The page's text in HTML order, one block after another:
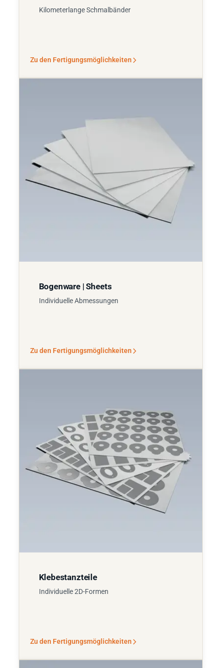
Kilometerlange Schmalbänder
Zu den Fertigungsmöglichkeiten
Bogenware | Sheets
Individuelle Abmessungen
Zu den Fertigungsmöglichkeiten
Klebestanzteile
Individuelle 2D-Formen
Zu den Fertigungsmöglichkeiten